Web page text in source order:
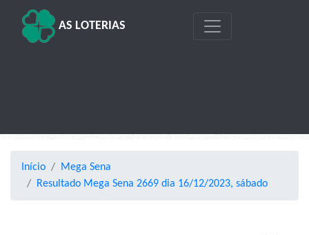
AS LOTERIAS
Início
Mega Sena
Resultado Mega Sena 2669 dia 16/12/2023, sábado